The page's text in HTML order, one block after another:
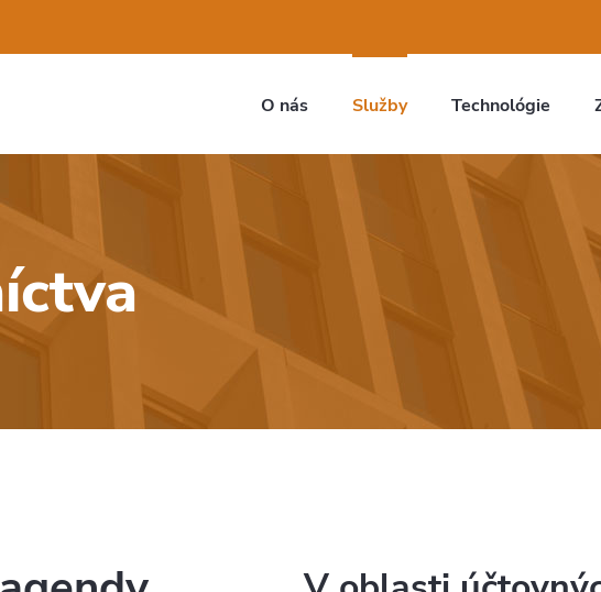
O nás Služby Technológie